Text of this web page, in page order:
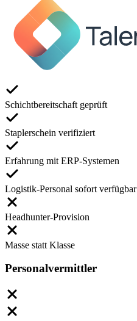
Schichtbereitschaft geprüft
Staplerschein verifiziert
Erfahrung mit ERP-Systemen
Logistik-Personal sofort verfügbar
Headhunter-Provision
Masse statt Klasse
Personalvermittler